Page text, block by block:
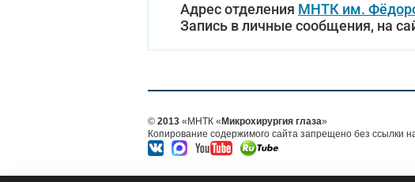
Адрес отделения МНТК им.
Запись в личные сообщения, на
© 2013 «МНТК « Микрохирургия глаза»
Копирование содержимого сайта запрещено без ссылки